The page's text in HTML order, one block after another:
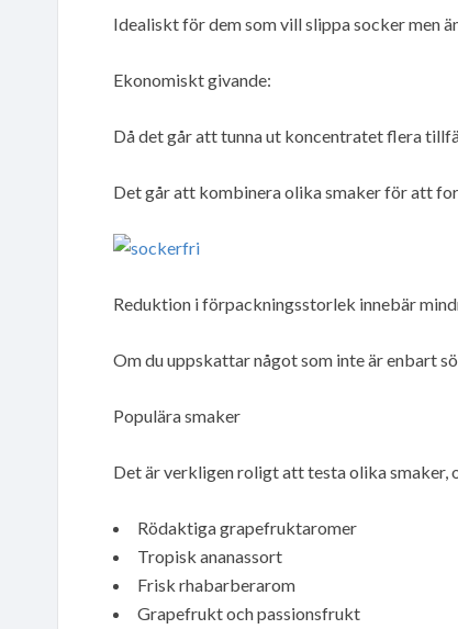
Idealiskt för dem som vill slippa socker men
Ekonomiskt givande:
Då det går att tunna ut koncentratet flera
Det går att kombinera olika smaker för att
Reduktion i förpackningsstorlek innebär
Om du uppskattar något som inte är enbart
Populära smaker
Det är verkligen roligt att testa olika smaker,
Rödaktiga grapefruktaromer
Tropisk ananassort
Frisk rhabarberarom
Grapefrukt och passionsfrukt